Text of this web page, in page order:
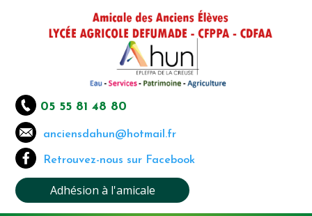
05 55 81 48 80
anciensdahun@hotmail.fr
Retrouvez-nous sur Facebook
Adhésion à l'amicale